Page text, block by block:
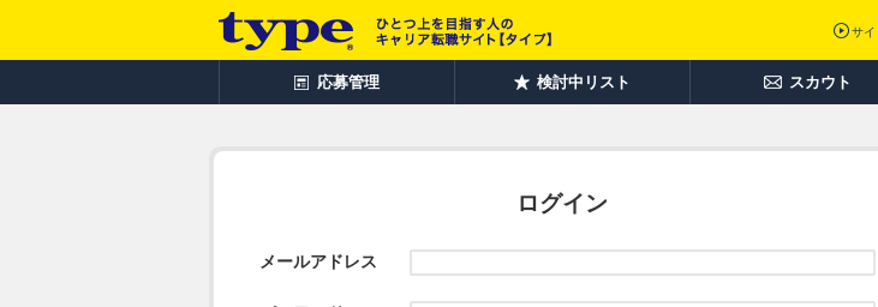
サイ
応募管理 検討中リスト スカウト
ログイン
メールアドレス